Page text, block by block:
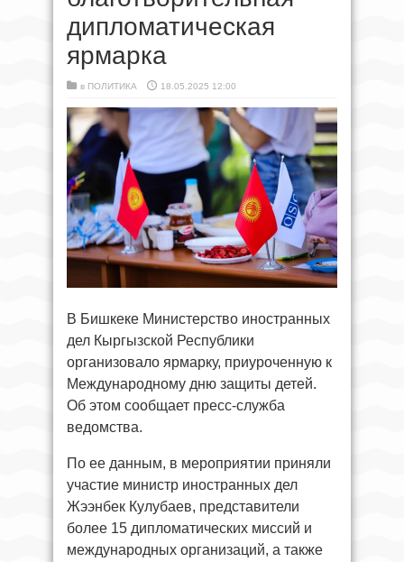
дипломатическая
ярмарка
в ПОЛИТИКА 18.05.2025 12:00
В Бишкеке Министерство иностранных
дел Кыргызской Республики
организовало ярмарку, приуроченную к
Международному дню защиты детей.
Об этом сообщает пресс-служба
ведомства.
По ее данным, в мероприятии приняли
участие министр иностранных дел
Жээнбек Кулубаев, представители
более 15 дипломатических миссий и
международных организаций, а также